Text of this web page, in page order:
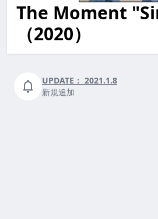
The Moment
（2020）
the moment "since"
UPDATE： 2021.1.8
新規追加